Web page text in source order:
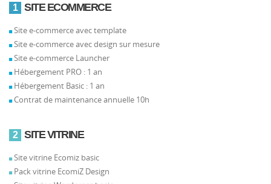
1 SITE ECOMMERCE
Site e-commerce avec template
Site e-commerce avec design sur mesure
Site e-commerce Launcher
Hébergement PRO : 1 an
Hébergement Basic : 1 an
Contrat de maintenance annuelle 10h
2 SITE VITRINE
Site vitrine Ecomiz basic
Pack vitrine EcomiZ Design